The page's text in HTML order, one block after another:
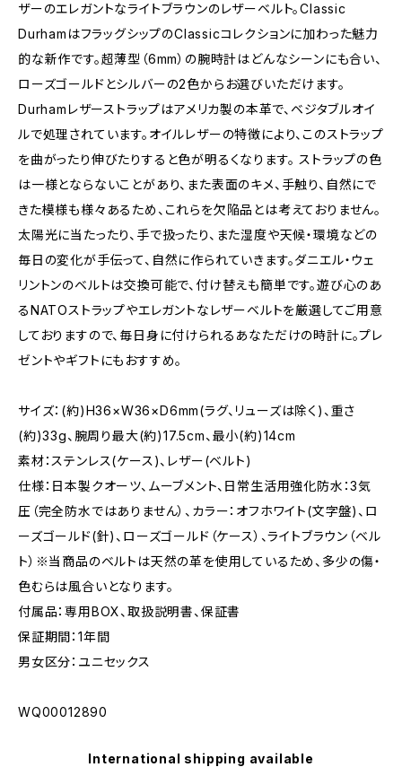
ザーのエレガントなライトブラウンのレザーベルト。Classic
DurhamはフラッグシップのClassicコレクションに加わった魅力
的な新作です。超薄型（6mm）の腕時計はどんなシーンにも合い、
ローズゴールドとシルバーの2色からお選びいただけます。
Durhamレザーストラップはアメリカ製の本革で、ベジタブルオイ
ルで処理されています。オイルレザーの特徴により、このストラップ
を曲がったり伸びたりすると色が明るくなります。 ストラップの色
は一様とならないことがあり、また表面のキメ、手触り、自然にで
きた模様も様々あるため、これらを欠陥品とは考えておりません。
太陽光に当たったり、手で扱ったり、また湿度や天候・環境などの
毎日の変化が手伝って、自然に作られていきます。ダニエル・ウェ
リントンのベルトは交換可能で、付け替えも簡単です。遊び心のあ
るNATOストラップやエレガントなレザーベルトを厳選してご用意
しておりますので、毎日身に付けられるあなただけの時計に。プレ
ゼントやギフトにもおすすめ。
サイズ：(約)H36×W36×D6mm(ラグ、リューズは除く)、重さ
(約)33g、腕周り最大(約)17.5cm、最小(約)14cm
素材：ステンレス(ケース)、レザー(ベルト)
仕様：日本製クオーツ、ムーブメント、日常生活用強化防水：3気
圧（完全防水ではありません）、カラー：オフホワイト(文字盤)、ロ
ーズゴールド(針)、ローズゴールド（ケース）、ライトブラウン（ベル
ト）※当商品のベルトは天然の革を使用しているため、多少の傷・
色むらは風合いとなります。
付属品：専用BOX、取扱説明書、保証書
保証期間：1年間
男女区分：ユニセックス
WQ00012890
International shipping available